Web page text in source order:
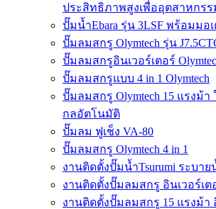
ประสิทธิภาพสูงเพื่ออุตสาหกร
ปั๊มน้ำEbara รุ่น 3LSF พร้อมมอ
ปั๊มลมสกรู Olymtech รุ่น
ปั๊มลมสกรูอินเวอร์เตอร์
ปั๊มลมสกรูแบบ 4 in 1 Olymtech
ปั๊มลมสกรู Olymtech 15 แรงม้
กลอัตโนมัติ
ปั๊มลม ฟูเช็ง VA-80
ปั๊มลมสกรู Olymtech 4 in 1
งานติดตั้งปั๊มน้ำTsurumi ระบา
งานติดตั้งปั๊มลมสกรู อินเวอร์เต
งานติดตั้งปั๊มลมสกรู 15 แรงม้า